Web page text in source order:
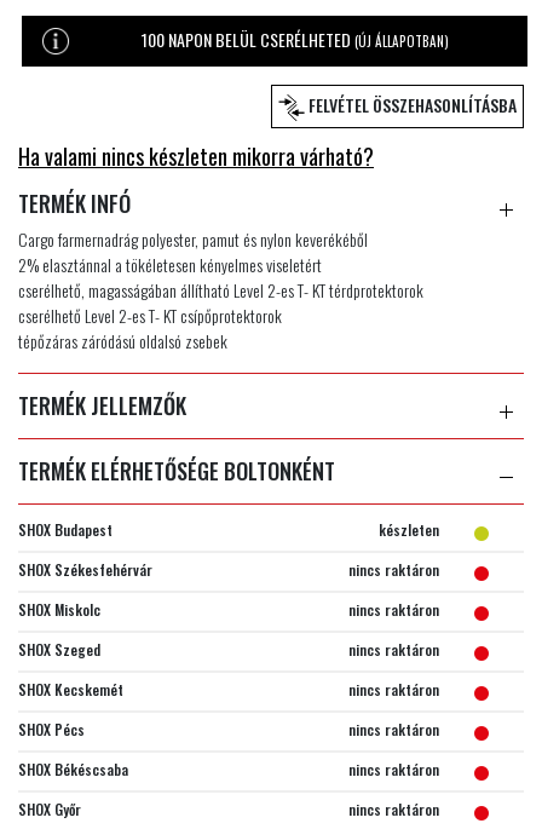
100 NAPON BELÜL CSERÉLHETED (ÚJ ÁLLAPOTBAN)
FELVÉTEL ÖSSZEHASONLÍTÁSBA
Ha valami nincs készleten mikorra várható?
TERMÉK INFÓ
Cargo farmernadrág polyester, pamut és nylon keverékéből
2% elasztánnal a tökéletesen kényelmes viseletért
cserélhető, magasságában állítható Level 2-es T- KT térdprotektorok
cserélhető Level 2-es T- KT csípőprotektorok
tépőzáras záródású oldalsó zsebek
TERMÉK JELLEMZŐK
TERMÉK ELÉRHETŐSÉGE BOLTONKÉNT
SHOX Budapest
készleten
SHOX Székesfehérvár
nincs raktáron
SHOX Miskolc
nincs raktáron
SHOX Szeged
nincs raktáron
SHOX Kecskemét
nincs raktáron
SHOX Pécs
nincs raktáron
SHOX Békéscsaba
nincs raktáron
SHOX Győr
nincs raktáron